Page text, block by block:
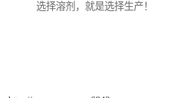
选择溶剂，就是选择生产！